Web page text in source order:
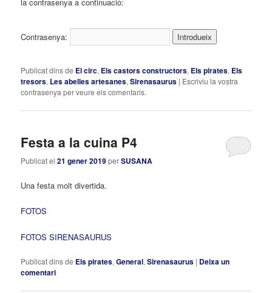
Contrasenya:
Publicat dins de El circ, Els castors constructors, Els pirates, Els
tresors, Les abelles artesanes,Sirenasaurus | Escriviu la vostra
contrasenya per veure els comentaris.
Festa a la cuina P4
Publicat el21 gener 2019perSUSANA
Una festa molt divertida.
FOTOS
FOTOS SIRENASAURUS
Publicat dins de Els pirates,General,Sirenasaurus | Deixa un
comentari